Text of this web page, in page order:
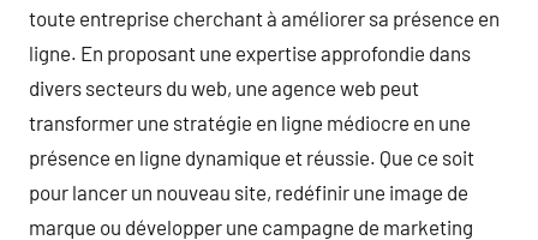
toute entreprise cherchant à améliorer sa présence en
ligne. En proposant une expertise approfondie dans
divers secteurs du web, une agence web peut
transformer une stratégie en ligne médiocre en une
présence en ligne dynamique et réussie. Que ce soit
pour lancer un nouveau site, redéfinir une image de
marque ou développer une campagne de marketing